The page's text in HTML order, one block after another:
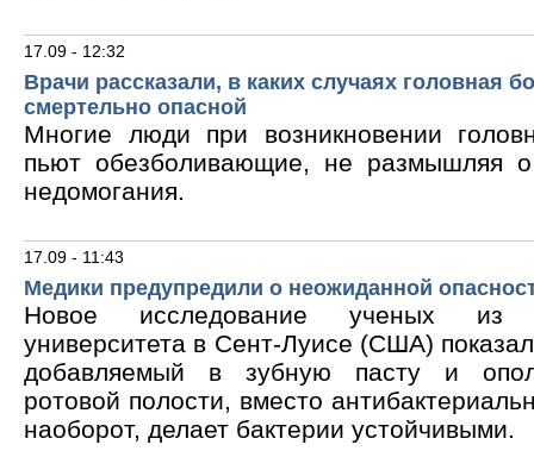
17.09 - 12:32
Врачи рассказали, в каких случаях головная
смертельно опасной
Многие люди при возникновении
пьют обезболивающие, не размышляя о
недомогания.
17.09 - 11:43
Медики предупредили о неожиданной
Новое исследование ученых из
университета в Сент-Луисе (США)
добавляемый в зубную пасту и
ротовой полости, вместо
наоборот, делает бактерии устойчивыми.